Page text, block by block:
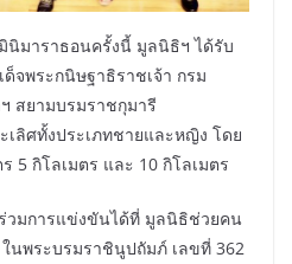
นิมาราธอนครั้งนี้ มูลนิธิฯ ได้รับ
จพระกนิษฐาธิราชเจ้า กรม
สยามบรมราชกุมารี
ลิศทั้งประเภทชายและหญิง โดย
5 กิโลเมตร และ 10 กิโลเมตร
วมการแข่งขันได้ที่ มูลนิธิช่วยคน
นพระบรมราชินูปถัมภ์ เลขที่ 362